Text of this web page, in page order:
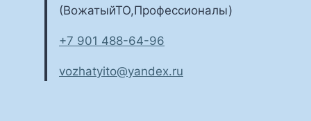
(ВожатыйТО,Профессионалы)
+7 901 488-64-96
vozhatyito@yandex.ru